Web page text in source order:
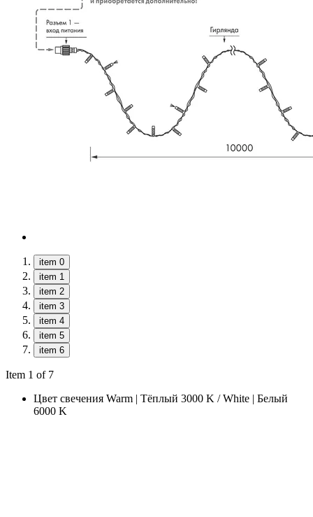
item 0
item 1
item 2
item 3
item 4
item 5
item 6
Item 1 of 7
Цвет свечения Warm | Тёплый 3000 K / White | Белый
6000 K